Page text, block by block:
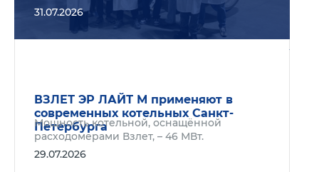
31.07.2026
ВЗЛЕТ ЭР ЛАЙТ М применяют в
современных котельных Санкт-
Петербурга
Мощность котельной, оснащённой
расходомерами Взлет, – 46 МВт.
29.07.2026